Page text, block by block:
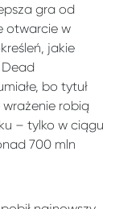
gra od
otwarcie w
jakie
bo tytuł
wrażenie robią
– tylko w ciągu
700 mln